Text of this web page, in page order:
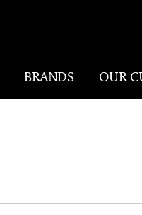
BRANDS OUR